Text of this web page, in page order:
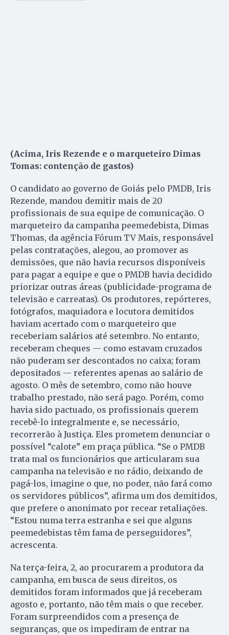
(Acima, Iris Rezende e o marqueteiro Dimas
Tomas: contenção de gastos)
O candidato ao governo de Goiás pelo PMDB, Iris
Rezende, mandou demitir mais de 20
profissionais de sua equipe de comunicação. O
marqueteiro da campanha peemedebista, Dimas
Thomas, da agência Fórum TV Mais, responsável
pelas contratações, alegou, ao promover as
demissões, que não havia recursos disponíveis
para pagar a equipe e que o PMDB havia decidido
priorizar outras áreas (publicidade-programa de
televisão e carreatas). Os produtores, repórteres,
fotógrafos, maquiadora e locutora demitidos
haviam acertado com o marqueteiro que
receberiam salários até setembro. No entanto,
receberam cheques — como estavam cruzados
não puderam ser descontados no caixa; foram
depositados — referentes apenas ao salário de
agosto. O mês de setembro, como não houve
trabalho prestado, não será pago. Porém, como
havia sido pactuado, os profissionais querem
recebê-lo integralmente e, se necessário,
recorrerão à Justiça. Eles prometem denunciar o
possível “calote” em praça pública. “Se o PMDB
trata mal os funcionários que articularam sua
campanha na televisão e no rádio, deixando de
pagá-los, imagine o que, no poder, não fará como
os servidores públicos”, afirma um dos demitidos,
que prefere o anonimato por recear retaliações.
“Estou numa terra estranha e sei que alguns
peemedebistas têm fama de perseguidores”,
acrescenta.
Na terça-feira, 2, ao procurarem a produtora da
campanha, em busca de seus direitos, os
demitidos foram informados que já receberam
agosto e, portanto, não têm mais o que receber.
Foram surpreendidos com a presença de
seguranças, que os impediram de entrar na